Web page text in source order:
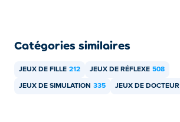
Catégories similaires
JEUX DE FILLE 212 JEUX DE RÉFLEXE 508
JEUX DE SIMULATION 335 JEUX DE DOCTEUR